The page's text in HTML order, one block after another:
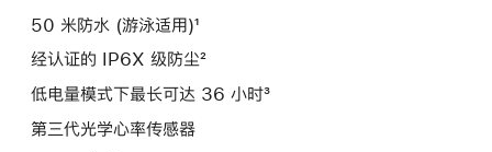
50 米防水 (游泳适用)¹
经认证的 IP6X 级防尘²
低电量模式下最长可达 36 小时³
第三代光学心率传感器